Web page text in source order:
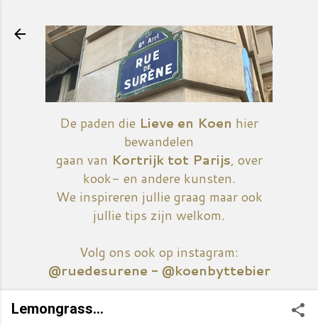
De paden die Lieve en Koen hier
bewandelen
gaan van Kortrijk tot Parijs, over
kook- en andere kunsten.
We inspireren jullie graag maar ook
jullie tips zijn welkom.
Volg ons ook op instagram:
@ruedesurene - @koenbyttebier
Lemongrass...